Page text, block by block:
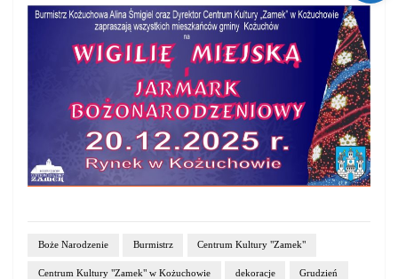
Boże Narodzenie Burmistrz Centrum Kultury "Zamek"
Centrum Kultury "Zamek" w Kożuchowie dekoracje Grudzień